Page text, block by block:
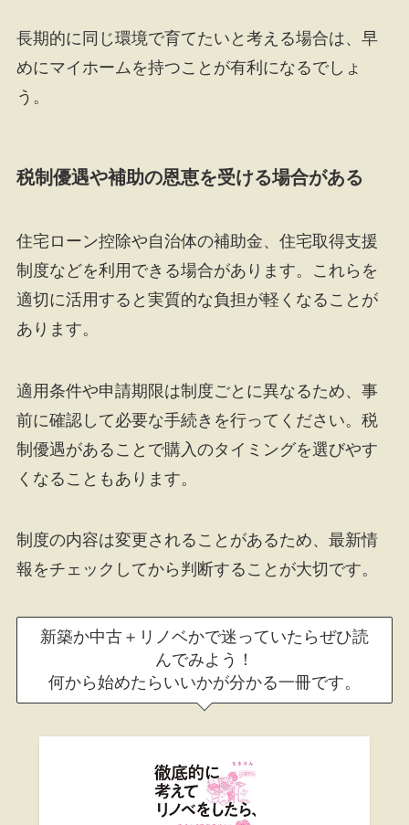
長期的に同じ環境で育てたいと考える場合は、早
めにマイホームを持つことが有利になるでしょ
う。
税制優遇や補助の恩恵を受ける場合がある
住宅ローン控除や自治体の補助金、住宅取得支援
制度などを利用できる場合があります。これらを
適切に活用すると実質的な負担が軽くなることが
あります。
適用条件や申請期限は制度ごとに異なるため、事
前に確認して必要な手続きを行ってください。税
制優遇があることで購入のタイミングを選びやす
くなることもあります。
制度の内容は変更されることがあるため、最新情
報をチェックしてから判断することが大切です。
新築か中古＋リノベかで迷っていたらぜひ読
んでみよう！
何から始めたらいいかが分かる一冊です。